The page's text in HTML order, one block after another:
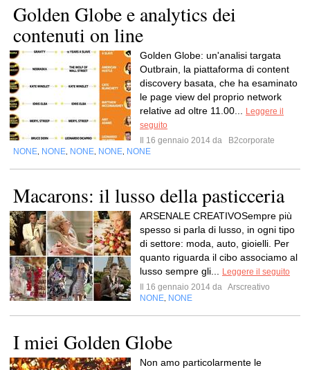
Golden Globe e analytics dei
contenuti on line
Golden Globe: un'analisi targata
Outbrain, la piattaforma di content
discovery basata, che ha esaminato
le page view del proprio network
relative ad oltre 11.00...
Leggere il
seguito
Il 16 gennaio 2014 da
B2corporate
NONE NONE NONE NONE NONE
Macarons: il lusso della pasticceria
ARSENALE CREATIVOSempre più
spesso si parla di lusso, in ogni tipo
di settore: moda, auto, gioielli. Per
quanto riguarda il cibo associamo al
lusso sempre gli...
Leggere il seguito
Il 16 gennaio 2014 da Arscreativo
NONE NONE
I miei Golden Globe
Non amo particolarmente le